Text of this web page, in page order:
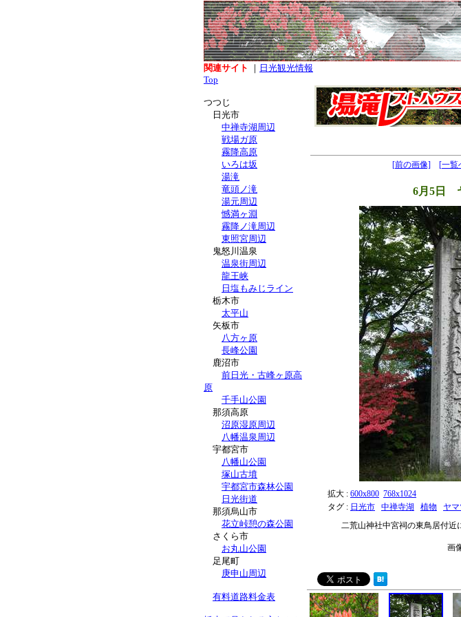
関連サイト ｜ 日光観光情報
Top
つつじ
日光市
中禅寺湖周辺
戦場ガ原
霧降高原
いろは坂
湯滝
竜頭ノ滝
湯元周辺
憾満ヶ淵
霧降ノ滝周辺
東照宮周辺
鬼怒川温泉
温泉街周辺
龍王峡
日塩もみじライン
栃木市
太平山
矢板市
八方ヶ原
長峰公園
鹿沼市
前日光・古峰ヶ原高
原
千手山公園
那須高原
沼原湿原周辺
八幡温泉周辺
宇都宮市
八幡山公園
塚山古墳
宇都宮市森林公園
日光街道
那須烏山市
花立峠憩の森公園
さくら市
お丸山公園
足尾町
庚申山周辺
有料道路料金表
[前の画像] [一覧
6月5日
拡大 : 600x800 768x1024
タグ : 日光市 中禅寺湖 植物
ヤ
二荒山神社中宮祠の東鳥居付近
画